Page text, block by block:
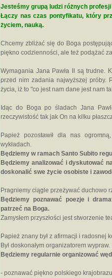
Jesteśmy grupą ludzi różnych
Łączy nas czas pontyfikatu, który
życiem, nauką.
Chcemy zbliżać się do Boga
piękno codzienności, ale też podążać
Wymagania Jana Pawła II są trudne.
przed nim zadania najwyższej próby.
życia, iż to "co jest nam dane jest nam
Idąc do Boga po śladach Jana
rzeczywistość tak jak On na kilku
Papież pozostawił dla nas
wykładach.
Będziemy w ramach Santo Subito
Będziemy analizować i dyskutować
doskonalić swe życie osobiste i
Pragniemy ciągle przeżywać duchowo
Będziemy poznawać poezje i
patrzeć na Boga.
Zamysłem przyszłości jest stworzenie
Papież znany był z afirmacji i radosnej
Był doskonałym organizatorem wypraw.
Będziemy regularnie organizować
- poznawać piękno polskiego